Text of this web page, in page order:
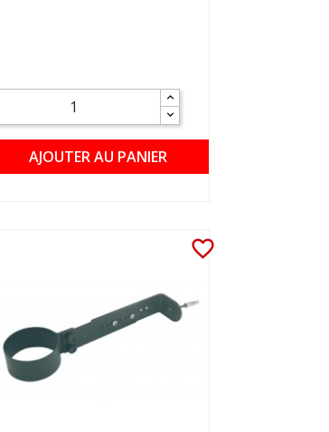
AJOUTER AU PANIER
favorite_border